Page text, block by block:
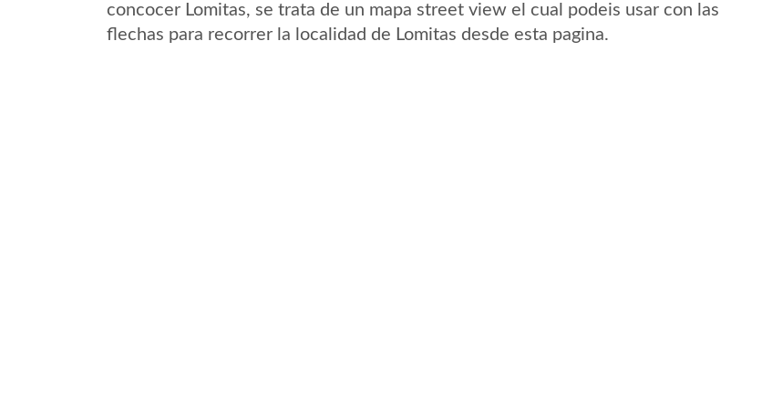
concocer Lomitas, se trata de un mapa street view el cual podeis usar con las
flechas para recorrer la localidad de Lomitas desde esta pagina.